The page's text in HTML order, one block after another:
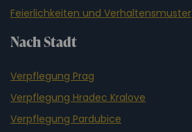
Feierlichkeiten und Verhaltensmuster
Nach Stadt
Verpflegung Prag
Verpflegung Hradec Kralove
Verpflegung Pardubice